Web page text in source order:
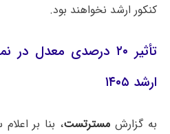
کنکور ارشد نخواهند بود.
تأثیر ۲۰ درصدی معدل
ارشد ۱۴۰۵
به گزارشمسترتست، بنا بر